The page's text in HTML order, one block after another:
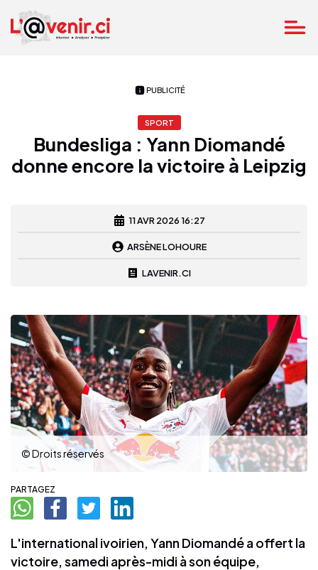
PUBLICITÉ
SPORT
Bundesliga : Yann Diomandé
donne encore la victoire à Leipzig
11 AVR 2026 16:27
ARSÈNE LOHOURE
LAVENIR.CI
© Droits réservés
PARTAGEZ
L'international ivoirien, Yann Diomandé a offert la
victoire, samedi après-midi à son équipe,